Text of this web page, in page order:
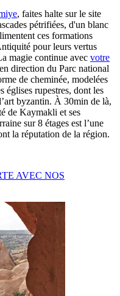
, faites halte sur le site
pétrifiées, d'un blanc
ces formations
pour leurs vertus
magie continue avec votre
direction du Parc national
de cheminée, modelées
églises rupestres, dont les
byzantin. À 30min de là,
de Kaymakli et ses
sur 8 étages est l’une
la réputation de la région.
AVEC NOS